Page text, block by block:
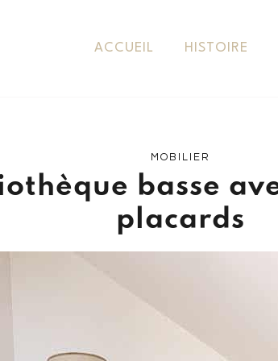
ACCUEIL HISTOIRE
MOBILIER
basse
placards